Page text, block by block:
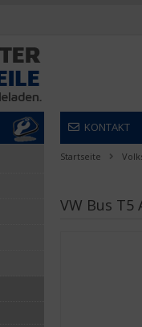
KONTAKT
Startseite
VW Bus